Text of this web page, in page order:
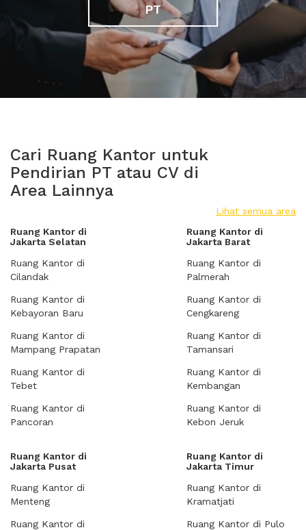
PT
Cari Ruang Kantor untuk
Pendirian PT atau CV di
Area Lainnya
Lihat semua area
Ruang Kantor di
Jakarta Selatan
Ruang Kantor di
Cilandak
Ruang Kantor di
Kebayoran Baru
Ruang Kantor di
Mampang Prapatan
Ruang Kantor di
Tebet
Ruang Kantor di
Pancoran
Ruang Kantor di
Jakarta Barat
Ruang Kantor di
Palmerah
Ruang Kantor di
Cengkareng
Ruang Kantor di
Tamansari
Ruang Kantor di
Kembangan
Ruang Kantor di
Kebon Jeruk
Ruang Kantor di
Jakarta Pusat
Ruang Kantor di
Menteng
Ruang Kantor di
Ruang Kantor di
Jakarta Timur
Ruang Kantor di
Kramatjati
Ruang Kantor di Pulo